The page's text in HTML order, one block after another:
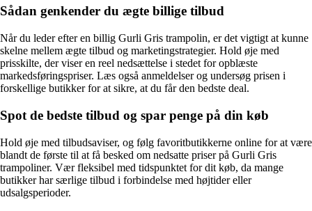
Sådan genkender du ægte billige tilbud
Når du leder efter en billig Gurli Gris trampolin, er det vigtigt at kunne
skelne mellem ægte tilbud og marketingstrategier. Hold øje med
prisskilte, der viser en reel nedsættelse i stedet for opblæste
markedsføringspriser. Læs også anmeldelser og undersøg prisen i
forskellige butikker for at sikre, at du får den bedste deal.
Spot de bedste tilbud og spar penge på din køb
Hold øje med tilbudsaviser, og følg favoritbutikkerne online for at være
blandt de første til at få besked om nedsatte priser på Gurli Gris
trampoliner. Vær fleksibel med tidspunktet for dit køb, da mange
butikker har særlige tilbud i forbindelse med højtider eller
udsalgsperioder.